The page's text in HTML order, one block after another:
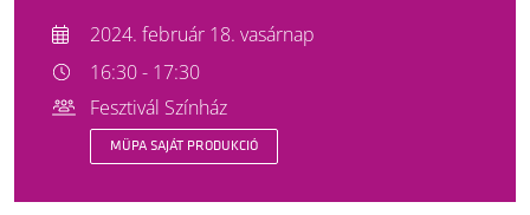
2024. február 18. vasárnap
16:30 - 17:30
Fesztivál Színház
MÜPA SAJÁT PRODUKCIÓ